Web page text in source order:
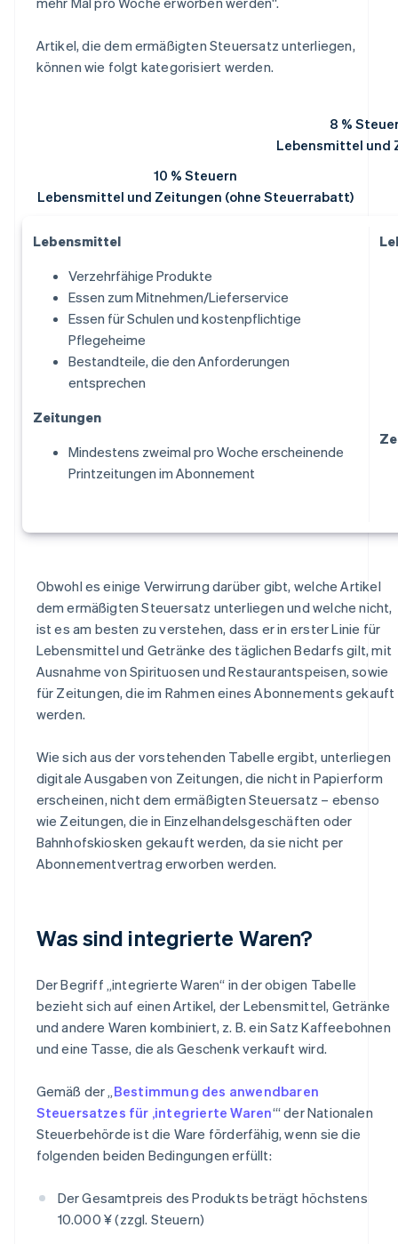
Artikel, die dem ermäßigten Steuersatz unterliegen,
können wie folgt kategorisiert werden.
8 %
Lebensmittel und
10 % Steuern
Lebensmittel und Zeitungen (ohne Steuerrabatt)
Lebensmittel
Verzehrfähige Produkte
Essen zum Mitnehmen/Lieferservice
Essen für Schulen und kostenpflichtige
Pflegeheime
Bestandteile, die den Anforderungen
entsprechen
Zeitungen
Mindestens zweimal pro Woche erscheinende
Printzeitungen im Abonnement
Obwohl es einige Verwirrung darüber gibt, welche Artikel
dem ermäßigten Steuersatz unterliegen und welche nicht,
ist es am besten zu verstehen, dass er in erster Linie für
Lebensmittel und Getränke des täglichen Bedarfs gilt, mit
Ausnahme von Spirituosen und Restaurantspeisen, sowie
für Zeitungen, die im Rahmen eines Abonnements gekauft
werden.
Wie sich aus der vorstehenden Tabelle ergibt, unterliegen
digitale Ausgaben von Zeitungen, die nicht in Papierform
erscheinen, nicht dem ermäßigten Steuersatz – ebenso
wie Zeitungen, die in Einzelhandelsgeschäften oder
Bahnhofskiosken gekauft werden, da sie nicht per
Abonnementvertrag erworben werden.
Was sind integrierte Waren?
Der Begriff „integrierte Waren“ in der obigen Tabelle
bezieht sich auf einen Artikel, der Lebensmittel, Getränke
und andere Waren kombiniert, z. B. ein Satz Kaffeebohnen
und eine Tasse, die als Geschenk verkauft wird.
Gemäß der „Bestimmung des anwendbaren
Steuersatzes für ‚integrierte Waren‘“ der Nationalen
Steuerbehörde ist die Ware förderfähig, wenn sie die
folgenden beiden Bedingungen erfüllt:
Der Gesamtpreis des Produkts beträgt höchstens
10.000 ¥ (zzgl. Steuern)